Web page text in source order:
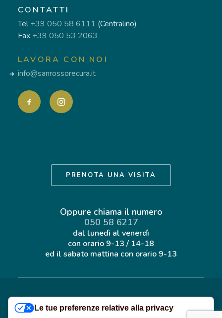
CONTATTI
Tel+39 050 58 6111 (Centralino)
Fax +39 050 53 2063
LAVORA CON NOI
info@sanrossorecura.it
PRENOTA UNA VISITA
Oppure chiama il numero
050 58 6217
dal lunedì al venerdì
con orario 9-13 / 14-18
ed il sabato mattina con orario 9-13
Tutti i diritti riservati
Le tue preferenze relative alla privacy